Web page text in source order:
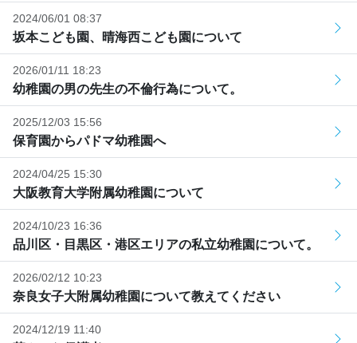
2024/06/01 08:37
坂本こども園、晴海西こども園について
2026/01/11 18:23
幼稚園の男の先生の不倫行為について。
2025/12/03 15:56
保育園からパドマ幼稚園へ
2024/04/25 15:30
大阪教育大学附属幼稚園について
2024/10/23 16:36
品川区・目黒区・港区エリアの私立幼稚園について。
2026/02/12 10:23
奈良女子大附属幼稚園について教えてください
2024/12/19 11:40